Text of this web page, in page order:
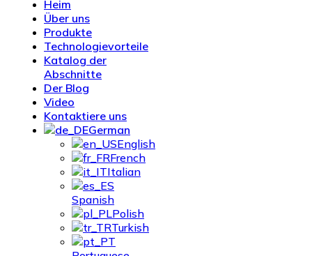
Heim
Über uns
Produkte
Technologievorteile
Katalog der
Abschnitte
Der Blog
Video
Kontaktiere uns
German
English
French
Italian
Spanish
Polish
Turkish